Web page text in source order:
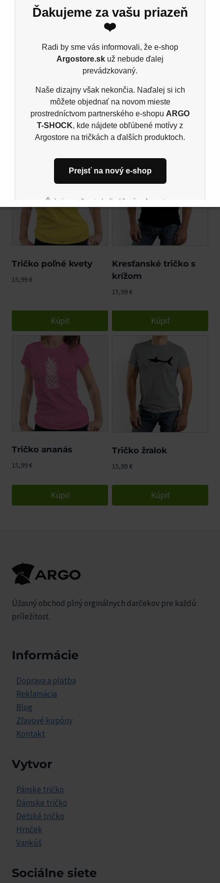
Pánske tričko B&C E190
100% predpraná prstencová bavlna
Ash: 99% bavlna, 1% viskóza, Šport grey: 85%
bavlna, 15% viskóza, single jers
Súvisiace produkty
Tričko poľné kvety
15,99€
Kúpiť
Kresťanské tričko s
krížom
15,99€
Kúpiť
Tričko ananás
15,99€
Kúpiť
Tričko žralok
15,99€
Kúpiť
Úžasný obchod plný orginálnych darčekov pre každú
príležitosť.
Informácie
Doprava a platba
Reklamácia
Blog
Zľavové kupóny
Kontakt
Vytvor
Pánske tričko
Dámske tričko
Detské tričko
Hrnček
Vankúš
Sociálne siete
Ďakujeme za vašu priazeň
❤️
Radi by sme vás informovali, že e-shop
Argostore.sk už nebude ďalej
prevádzkovaný.
Naše dizajny však nekončia. Naďalej si ich
môžete objednať na novom mieste
prostredníctvom partnerského e-shopu ARGO
T-SHOCK, kde nájdete obľúbené motívy z
Argostore na tričkách a ďalších produktoch.
Prejsť na nový e-shop
Ďakujeme, že ste boli súčasťou Argostore
komunity. Tešíme sa na vás aj naďalej na novom